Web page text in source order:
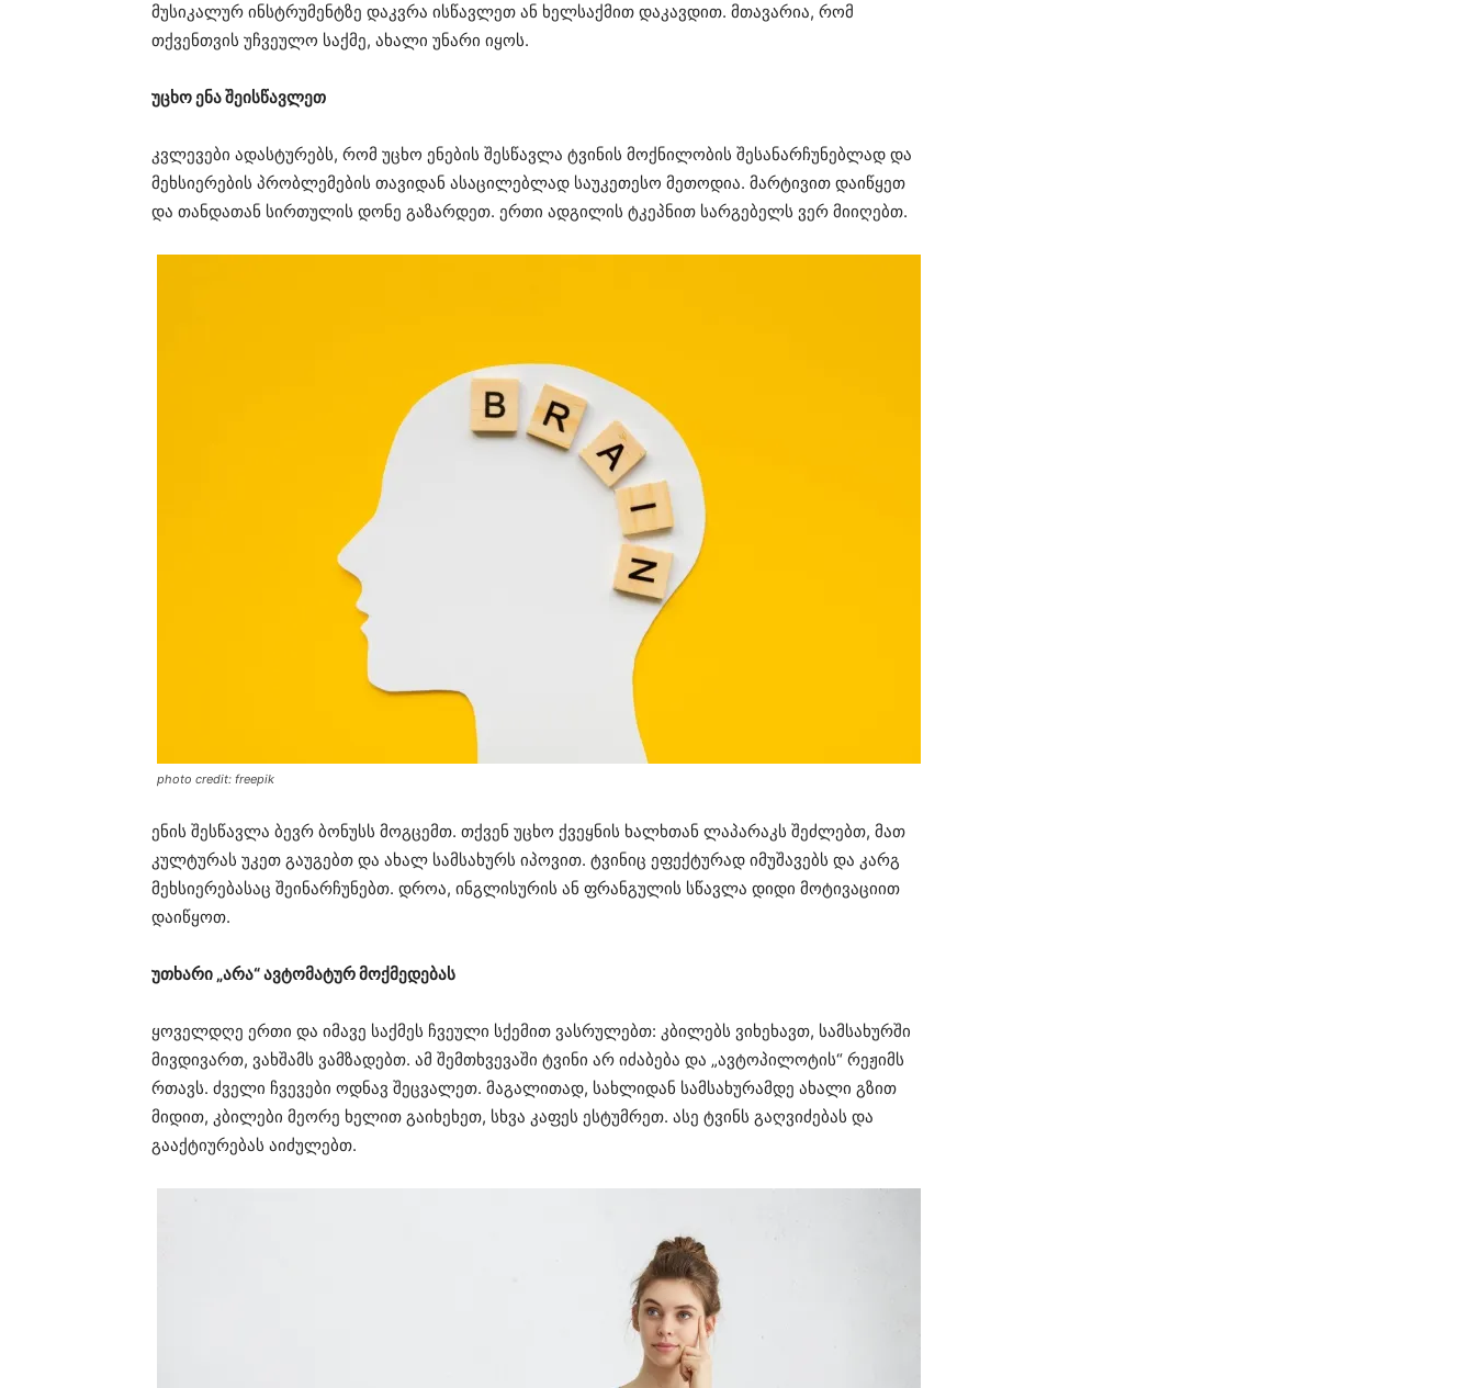
მუსიკალურ ინსტრუმენტზე დაკვრა ისწავლეთ ან ხელსაქმით დაკავდით. მთავარია, რომ
თქვენთვის უჩვეულო საქმე, ახალი უნარი იყოს.
უცხო ენა შეისწავლეთ
კვლევები ადასტურებს, რომ უცხო ენების შესწავლა ტვინის მოქნილობის შესანარჩუნებლად და
მეხსიერების პრობლემების თავიდან ასაცილებლად საუკეთესო მეთოდია. მარტივით დაიწყეთ
და თანდათან სირთულის დონე გაზარდეთ. ერთი ადგილის ტკეპნით სარგებელს ვერ მიიღებთ.
photo credit: freepik
ენის შესწავლა ბევრ ბონუსს მოგცემთ. თქვენ უცხო ქვეყნის ხალხთან ლაპარაკს შეძლებთ, მათ
კულტურას უკეთ გაუგებთ და ახალ სამსახურს იპოვით. ტვინიც ეფექტურად იმუშავებს და კარგ
მეხსიერებასაც შეინარჩუნებთ. დროა, ინგლისურის ან ფრანგულის სწავლა დიდი მოტივაციით
დაიწყოთ.
უთხარი „არა“ ავტომატურ მოქმედებას
ყოველდღე ერთი და იმავე საქმეს ჩვეული სქემით ვასრულებთ: კბილებს ვიხეხავთ, სამსახურში
მივდივართ, ვახშამს ვამზადებთ. ამ შემთხვევაში ტვინი არ იძაბება და „ავტოპილოტის“ რეჟიმს
რთავს. ძველი ჩვევები ოდნავ შეცვალეთ. მაგალითად, სახლიდან სამსახურამდე ახალი გზით
მიდით, კბილები მეორე ხელით გაიხეხეთ, სხვა კაფეს ესტუმრეთ. ასე ტვინს გაღვიძებას და
გააქტიურებას აიძულებთ.